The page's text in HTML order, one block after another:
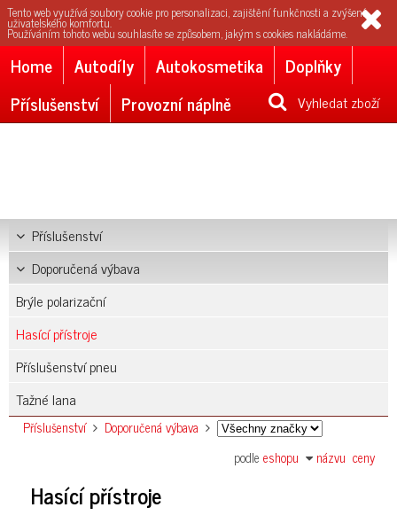
Tento web využívá soubory cookie pro personalizaci, zajištění funkčnosti a zvýšení
uživatelského komfortu.
Používáním tohoto webu souhlasíte se způsobem, jakým s cookies nakládáme.
Home Autodíly Autokosmetika
Doplňky
Příslušenství
Provozní náplně Vyhledat zboží
Příslušenství
Doporučená výbava
Brýle polarizační
Hasící přístroje
Příslušenství pneu
Tažné lana
Příslušenství Doporučená výbava
Hasící přístroje
podle eshopu názvu ceny